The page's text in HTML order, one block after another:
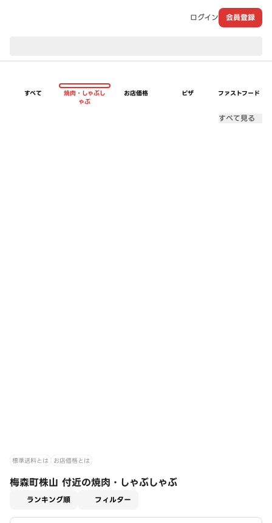
ログイン 会員登録
すべて
焼肉・しゃぶし
ゃぶ
お店価格 ピザ ファストフード
すべて見る
標準送料とは お店価格とは
梅森町株山 付近の焼肉・しゃぶしゃぶ
ランキング順 フィルター